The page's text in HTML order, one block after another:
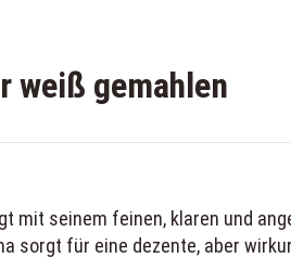
weiß gemahlen
mit seinem feinen, klaren und
sorgt für eine dezente, aber